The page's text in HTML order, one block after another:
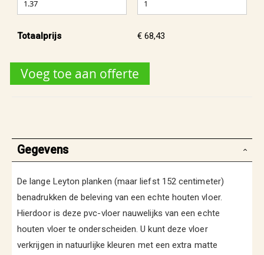
Totaalprijs € 68,43
Voeg toe aan offerte
Gegevens
De lange Leyton planken (maar liefst 152 centimeter)
benadrukken de beleving van een echte houten vloer.
Hierdoor is deze pvc-vloer nauwelijks van een echte
houten vloer te onderscheiden. U kunt deze vloer
verkrijgen in natuurlijke kleuren met een extra matte